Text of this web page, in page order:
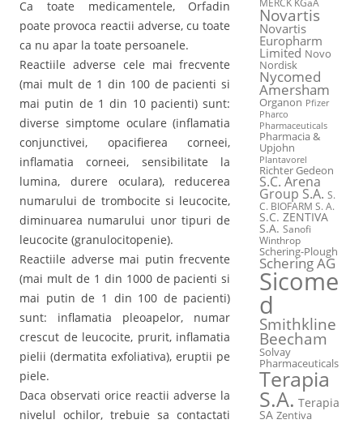
Ca toate medicamentele, Orfadin
poate provoca reactii adverse, cu toate
ca nu apar la toate persoanele.
Reactiile adverse cele mai frecvente
(mai mult de 1 din 100 de pacienti si
mai putin de 1 din 10 pacienti) sunt:
diverse simptome oculare (inflamatia
conjunctivei, opacifierea corneei,
inflamatia corneei, sensibilitate la
lumina, durere oculara), reducerea
numarului de trombocite si leucocite,
diminuarea numarului unor tipuri de
leucocite (granulocitopenie).
Reactiile adverse mai putin frecvente
(mai mult de 1 din 1000 de pacienti si
mai putin de 1 din 100 de pacienti)
sunt: inflamatia pleoapelor, numar
crescut de leucocite, prurit, inflamatia
pielii (dermatita exfoliativa), eruptii pe
piele.
Daca observati orice reactii adverse la
nivelul ochilor, trebuie sa contactati
MERCK KGaA
Novartis
Novartis
Europharm
Limited Novo
Nordisk
Nycomed
Amersham
Organon Pfizer
Pharco
Pharmaceuticals
Pharmacia &
Upjohn
Plantavorel
Richter Gedeon
S.C. Arena
Group S.A. S.
C. BIOFARM S. A.
S.C. ZENTIVA
S.A. Sanofi
Winthrop
Schering-Plough
Schering AG
Sicome
d
Smithkline
Beecham
Solvay
Pharmaceuticals
Terapia
S.A. Terapia
SA Zentiva